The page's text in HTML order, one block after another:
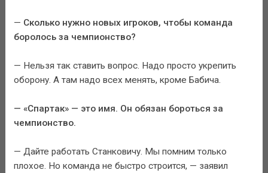
— Сколько нужно новых игроков, чтобы команда
боролось за чемпионство?
— Нельзя так ставить вопрос. Надо просто укрепить
оборону. А там надо всех менять, кроме Бабича.
— «Спартак» — это имя. Он обязан бороться за
чемпионство.
— Дайте работать Станковичу. Мы помним только
плохое. Но команда не быстро строится, — заявил